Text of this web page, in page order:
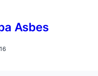
Asbes